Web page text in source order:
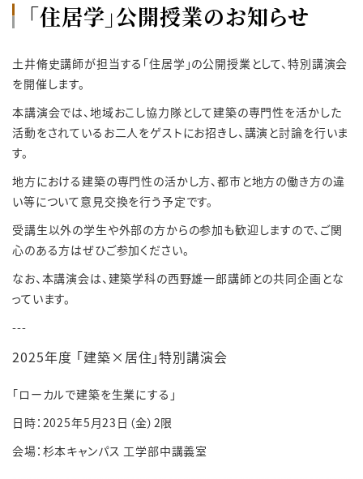
「住居学」公開授業のお知らせ
土井脩史講師が担当する「住居学」の公開授業として、特別講演会
を開催します。
本講演会では、地域おこし協力隊として建築の専門性を活かした
活動をされているお二人をゲストにお招きし、講演と討論を行いま
す。
地方における建築の専門性の活かし方、都市と地方の働き方の違
い等について意見交換を行う予定です。
受講生以外の学生や外部の方からの参加も歓迎しますので、ご関
心のある方はぜひご参加ください。
なお、本講演会は、建築学科の西野雄一郎講師との共同企画とな
っています。
---
2025年度 「建築× 居住」特別講演会
「ローカルで建築を生業にする」
日時： 2025年5月23 日（金） 2限
会場：杉本キャンパス 工学部中講義室